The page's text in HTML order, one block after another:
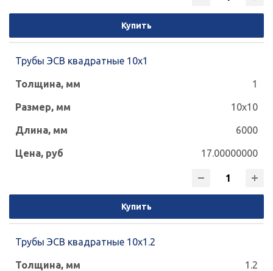
Купить
Трубы ЭСВ квадратные 10х1
1
10x10
6000
17.00000000
Купить
Трубы ЭСВ квадратные 10х1.2
1.2